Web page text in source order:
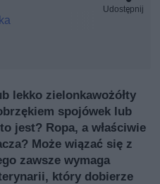
Udostępnij
lekko zielonkawożółty
spojówek lub
jest? Ropa, a właściwie
Może wiązać się z
zawsze wymaga
który dobierze